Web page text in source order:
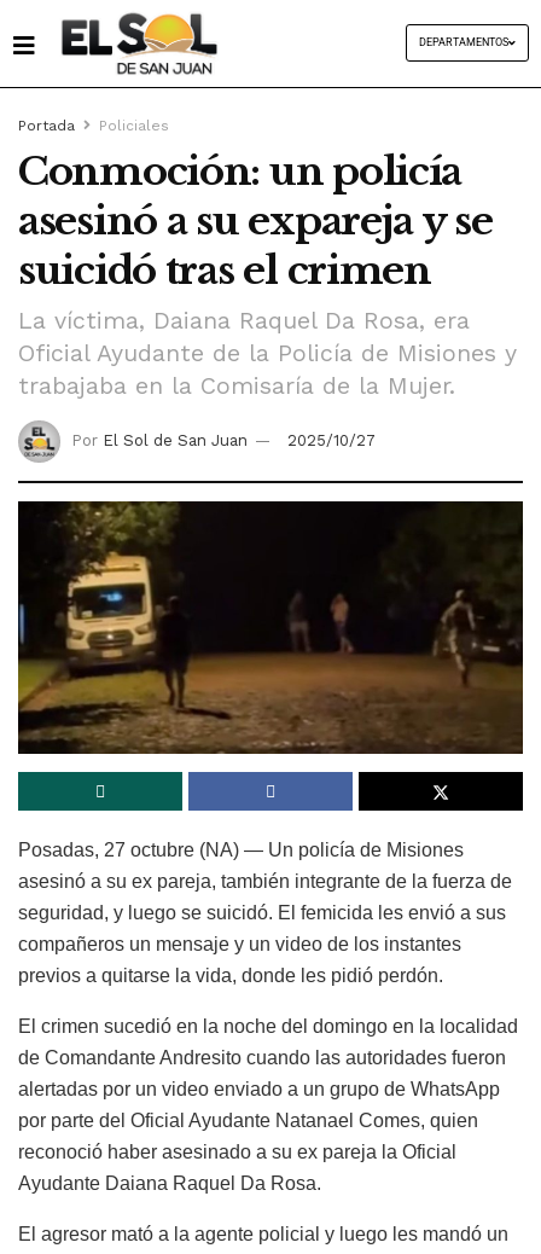
DEPARTAMENTOS
Portada Policiales
Conmoción: un policía
asesinó a su expareja y se
suicidó tras el crimen
La víctima, Daiana Raquel Da Rosa, era
Oficial Ayudante de la Policía de Misiones y
trabajaba en la Comisaría de la Mujer.
Por El Sol de San Juan 2025/10/27
Posadas, 27 octubre (NA) — Un policía de Misiones
asesinó a su ex pareja, también integrante de la fuerza de
seguridad, y luego se suicidó. El femicida les envió a sus
compañeros un mensaje y un video de los instantes
previos a quitarse la vida, donde les pidió perdón.
El crimen sucedió en la noche del domingo en la localidad
de Comandante Andresito cuando las autoridades fueron
alertadas por un video enviado a un grupo de WhatsApp
por parte del Oficial Ayudante Natanael Comes, quien
reconoció haber asesinado a su ex pareja la Oficial
Ayudante Daiana Raquel Da Rosa.
El agresor mató a la agente policial y luego les mandó un